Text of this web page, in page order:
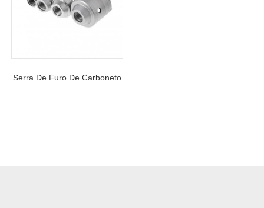
Serra De Furo De Carboneto